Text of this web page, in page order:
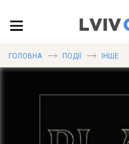
ГОЛОВНА ПОДІЇ ІНШЕ